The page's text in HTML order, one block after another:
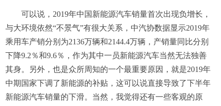
可以说，2019年中国新能源汽车销量首次出现负增长，
与大环境依然“不景气”有很大关系，中汽协数据显示2019年
乘用车产销分别为2136万辆和2144.4万辆，产销量同比分别
下降9.2％和9.6％，作为其中一员新能源汽车当然无法独善
其身。另外，也是众所周知的一个最重要原因，就是2019年
中期国家下调了新能源的补贴，这可以说直接导致了下半年
新能源汽车销量的下滑。当然，我觉得还有一些客观的原